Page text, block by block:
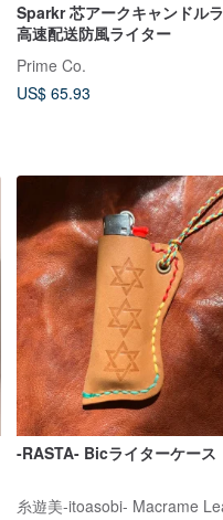
Sparkr 芯アークキャンドル
高速配送防風ライター
Prime Co.
US$ 65.93
-RASTA- Bicライターケース